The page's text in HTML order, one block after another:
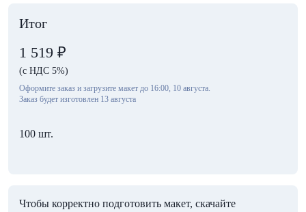
Итог
1 519 ₽
(с НДС 5%)
Оформите заказ и загрузите макет до 16:00, 10 августа.
Заказ будет изготовлен 13 августа
100 шт.
Чтобы корректно подготовить макет, скачайте